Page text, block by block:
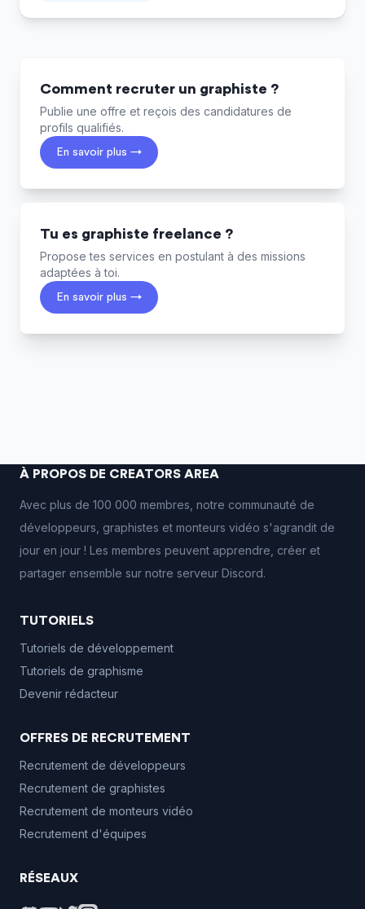
Comment recruter un graphiste ?
Publie une offre et reçois des candidatures de
profils qualifiés.
En savoir plus →
Tu es graphiste freelance ?
Propose tes services en postulant à des missions
adaptées à toi.
En savoir plus →
À PROPOS DE CREATORS AREA
Avec plus de 100 000 membres, notre communauté de
développeurs, graphistes et monteurs vidéo s'agrandit de
jour en jour ! Les membres peuvent apprendre, créer et
partager ensemble sur notre serveur Discord.
TUTORIELS
Tutoriels de développement
Tutoriels de graphisme
Devenir rédacteur
OFFRES DE RECRUTEMENT
Recrutement de développeurs
Recrutement de graphistes
Recrutement de monteurs vidéo
Recrutement d'équipes
RÉSEAUX